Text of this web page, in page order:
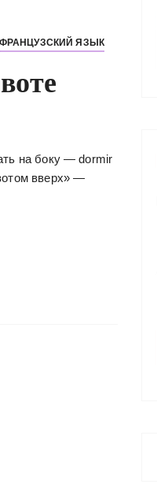
ФРАНЦУЗСКИЙ ЯЗЫК
на боку — dormir
вверх» —